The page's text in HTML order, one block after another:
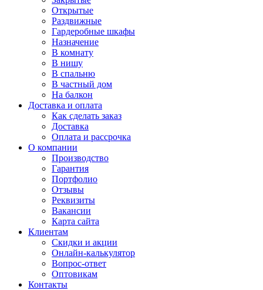
Открытые
Раздвижные
Гардеробные шкафы
Назначение
В комнату
В нишу
В спальню
В частный дом
На балкон
Доставка и оплата
Как сделать заказ
Доставка
Оплата и рассрочка
О компании
Производство
Гарантия
Портфолио
Отзывы
Реквизиты
Вакансии
Карта сайта
Клиентам
Скидки и акции
Онлайн-калькулятор
Вопрос-ответ
Оптовикам
Контакты